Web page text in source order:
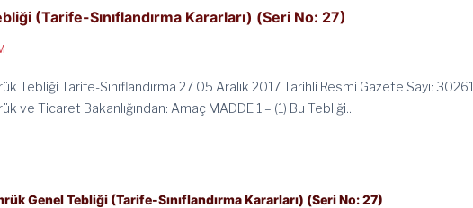
(Tarife-Sınıflandırma Kararları) (Seri No: 27)
Tebliği Tarife-Sınıflandırma 27 05 Aralık 2017 Tarihli Resmi Gazete Sayı: 30261
ve Ticaret Bakanlığından: Amaç MADDE 1 – (1) Bu Tebliği..
Genel Tebliği (Tarife-Sınıflandırma Kararları) (Seri No: 27)